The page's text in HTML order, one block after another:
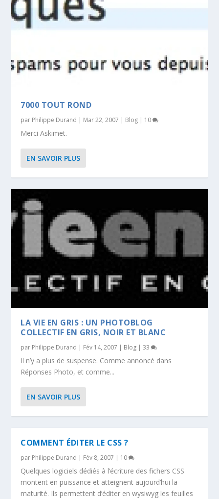
7000 TOUT ROND
par Philippe Durand | Mar 22, 2007 | Blog | 10
Merci Askimet.
EN SAVOIR PLUS
LA VIE EN GRIS : UN PHOTOBLOG
COLLECTIF EN GRIS, NOIR ET BLANC
par Philippe Durand | Fév 14, 2007 | Blog |33
Il n’y a plus de suspense. Comme annoncé dans
Réponses Photo, et comme...
EN SAVOIR PLUS
COMMENT ÉDITER LE CSS ?
par Philippe Durand | Fév 8, 2007 | 10
Quelques logiciels dédiés à l’écriture des fichers CSS
montent en puissance et atteignent aujourd’hui la
maturité. Ils permettent d’éditer en wysiwyg les feuilles